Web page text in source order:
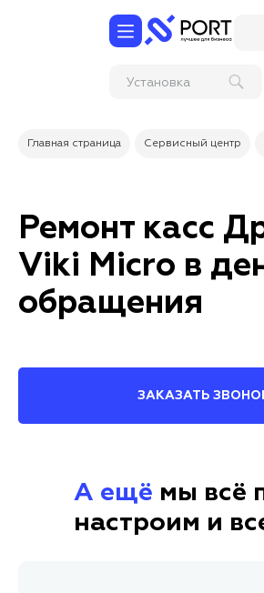
Установка
Главная страница Сервисный центр
Ремонт касс
Viki Micro в
обращения
ЗАКАЗАТЬ
А ещё мы всё
настроим и